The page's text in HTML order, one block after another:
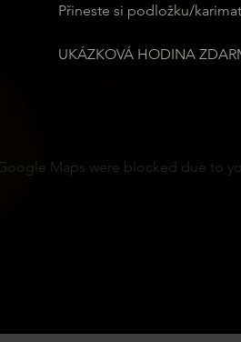
Přineste si podložku/
UKÁZKOVÁ HODINA
Maps were blocked due to